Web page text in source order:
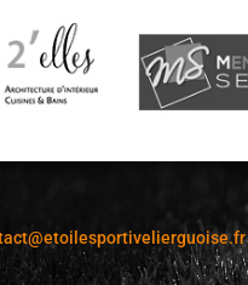
etoilesportivelierguoise.fr